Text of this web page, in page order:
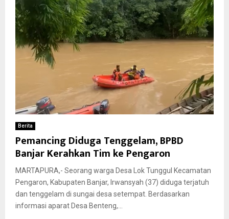
Berita
Pemancing Diduga Tenggelam, BPBD
Banjar Kerahkan Tim ke Pengaron
MARTAPURA,- Seorang warga Desa Lok Tunggul Kecamatan
Pengaron, Kabupaten Banjar, Irwansyah (37) diduga terjatuh
dan tenggelam di sungai desa setempat. Berdasarkan
informasi aparat Desa Benteng,...